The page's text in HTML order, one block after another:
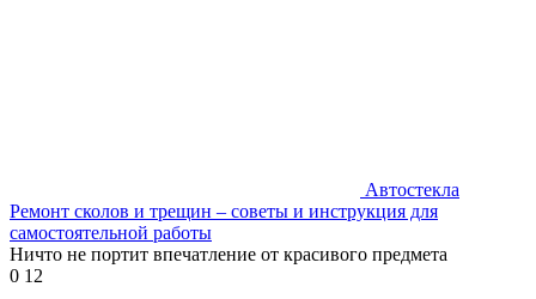
Автостекла
Ремонт сколов и трещин – советы и инструкция для
самостоятельной работы
Ничто не портит впечатление от красивого предмета
0 12